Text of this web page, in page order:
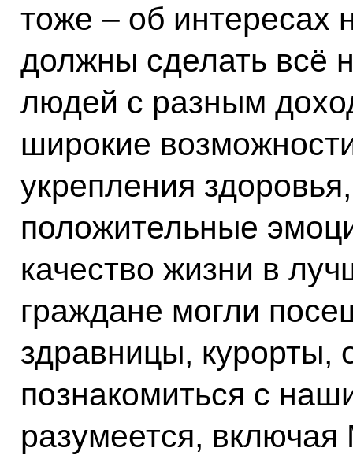
тоже – об
должны сделать всё
людей с разным
широкие
укрепления
положительные
качество жизни в
граждане могли
здравницы, курорты,
познакомиться с
разумеется, включая